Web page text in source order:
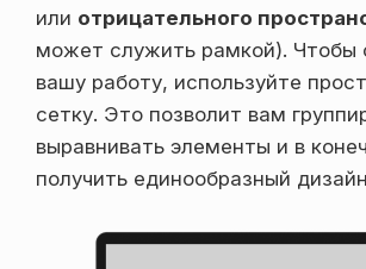
или отрицательного
может служить рамкой). Чтобы
вашу работу, используйте
сетку. Это позволит вам
выравнивать элементы и в
получить единообразный